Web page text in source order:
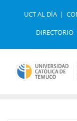
UCT AL DÍA
DIRECTORIO